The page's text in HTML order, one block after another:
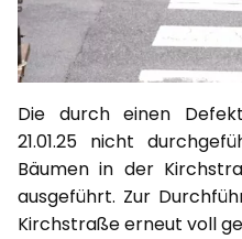
Die durch einen
21.01.25 nicht
Bäumen in der
ausgeführt. Zur
Kirchstraße erneut voll